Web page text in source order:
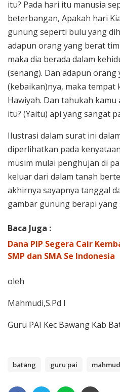
itu? Pada hari itu manusia
beterbangan, Apakah hari
gunung seperti bulu yang
adapun orang yang berat
maka dia berada dalam
(senang). Dan adapun
(kebaikan)nya, maka tempat
Hawiyah. Dan tahukah
itu? (Yaitu) api yang sangat
Ilustrasi dalam surat ini
diperlihatkan pada
musim mulai penghujan di
keluar dari dalam tanah
akhirnya sayapnya tanggal
gambar gunung berapi
Baca Juga :
Dana PIP Segera Cair
SMP dan SMA Se Indonesia
oleh
Mahmudi,S.Pd I
Guru PAI Kec Bawang Kab
batang guru pai